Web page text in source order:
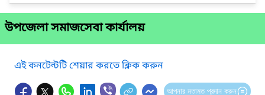
উপজেলা সমাজসেবা কার্যালয়
এই কনটেন্টটি শেয়ার করতে ক্লিক করুন
আপনার মতামত প্রদান করুন